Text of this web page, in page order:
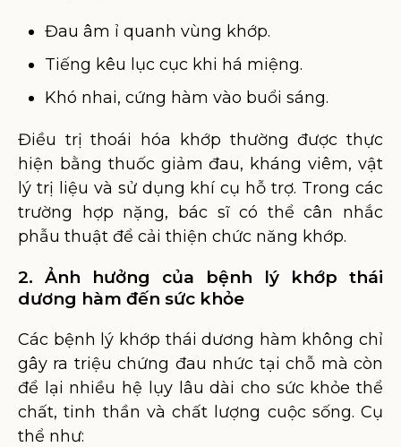
Đau âm ỉ quanh vùng khớp.
Tiếng kêu lục cục khi há miệng.
Khó nhai, cứng hàm vào buổi sáng.
Điều trị thoái hóa khớp thường được thực
hiện bằng thuốc giảm đau, kháng viêm, vật
lý trị liệu và sử dụng khí cụ hỗ trợ. Trong các
trường hợp nặng, bác sĩ có thể cân nhắc
phẫu thuật để cải thiện chức năng khớp.
2. Ảnh hưởng của bệnh lý khớp thái
dương hàm đến sức khỏe
Các bệnh lý khớp thái dương hàm không chỉ
gây ra triệu chứng đau nhức tại chỗ mà còn
để lại nhiều hệ lụy lâu dài cho sức khỏe thể
chất, tinh thần và chất lượng cuộc sống. Cụ
thể như: